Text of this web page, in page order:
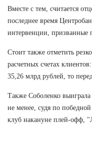
Вместе с тем, считается
последнее время
интервенции, призванные
Стоит также отметить
расчетных счетах
35,26 млрд рублей, то
Также Соболенко
не менее, судя по
клуб накануне плей-офф,